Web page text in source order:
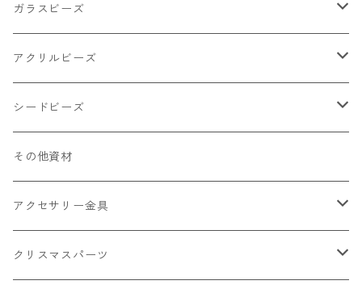
小物
カップ
リング イヤリング パーツ
チェーンパーツ
プラチャーム
食べ物系
キャンディ
ドーナツ
アニマル系
うさぎ
くま
スライス棒
フレーク カット済
シール付き
フルーツ系 野菜果物
お花
ガラスビーズ
ミレフィオリ
ランプワーク
キャッツアイ
アクリルビーズ
丸玉6㎜ ラウンド
丸玉8㎜ ラウンド
カボチャ
クラック
シードビーズ
ミックス
2㎜
不透明
3㎜
その他資材
アクセサリー金具
カラー丸カン
クリスマスパーツ